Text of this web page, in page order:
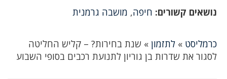
נושאים קשורים: חיפה, מושבה גרמנית
כרמליסט » לתזמון » שנת בחירות? – קליש החליטה
לסגור את שדרות בן גוריון לתנועת רכבים בסופי השבוע